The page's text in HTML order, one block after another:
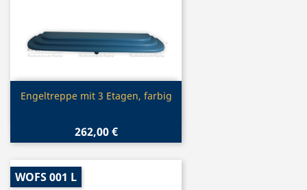
 Vorschau
Engeltreppe mit 3 Etagen, farbig
262,00 €
WOFS 001 L